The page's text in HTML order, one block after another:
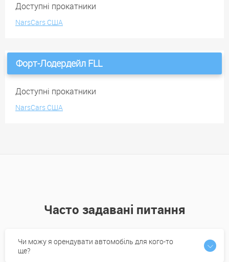
Доступні прокатники
NarsCars США
Форт-Лодердейл FLL
Доступні прокатники
NarsCars США
Часто задавані питання
Чи можу я орендувати автомобіль для кого-то
ще?